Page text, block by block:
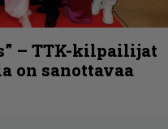
– TTK-kilpailijat
on sanottavaa